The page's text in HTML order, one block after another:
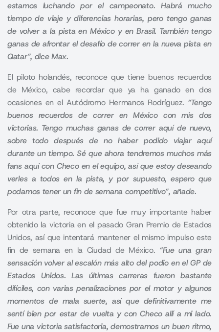
estamos luchando por el campeonato. Habrá mucho
tiempo de viaje y diferencias horarias, pero tengo ganas
de volver a la pista en México y en Brasil. También tengo
ganas de afrontar el desafío de correr en la nueva pista en
Qatar”, dice Max.
El piloto holandés, reconoce que tiene buenos recuerdos
de México, cabe recordar que ya ha ganado en dos
ocasiones en el Autódromo Hermanos Rodríguez. “Tengo
buenos recuerdos de correr en México con mis dos
victorias. Tengo muchas ganas de correr aquí de nuevo,
sobre todo después de no haber podido viajar aquí
durante un tiempo. Sé que ahora tendremos muchos más
fans aquí con Checo en el equipo, así que estoy deseando
verles a todos en la pista, y por supuesto, espero que
podamos tener un fin de semana competitivo”, añade.
Por otra parte, reconoce que fue muy importante haber
obtenido la victoria en el pasado Gran Premio de Estados
Unidos, así que intentará mantener el mismo impulso este
fin de semana en la Ciudad de México. “Fue una gran
sensación volver al escalón más alto del podio en el GP de
Estados Unidos. Las últimas carreras fueron bastante
difíciles, con varias penalizaciones por el motor y algunos
momentos de mala suerte, así que definitivamente me
sentí bien por estar de vuelta y con Checo allí a mi lado.
Fue una victoria satisfactoria, demostramos un buen ritmo,